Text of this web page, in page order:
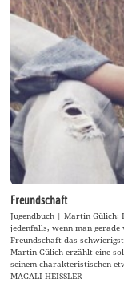
Freundschaft
Jugendbuch | Martin Gülich:
jedenfalls, wenn man
Freundschaft das
Martin Gülich erzählt eine
seinem charakteristischen
MAGALI HEISSLER